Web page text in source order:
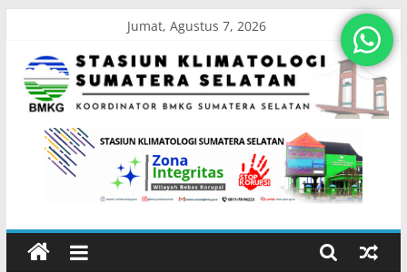
content
Jumat, Agustus 7, 2026
Stasiun
Klimatologi
Sumatera